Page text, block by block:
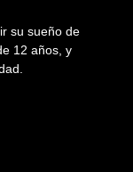
su sueño de
12 años, y